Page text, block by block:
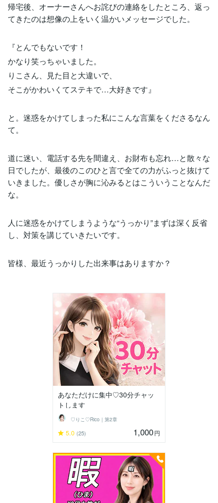
帰宅後、オーナーさんへお詫びの連絡をしたところ、返っ
てきたのは想像の上をいく温かいメッセージでした。
『とんでもないです！
かなり笑っちゃいました。
りこさん、見た目と大違いで、
そこがかわいくてステキで…大好きです』
と。迷惑をかけてしまった私にこんな言葉をくださるなん
て。
道に迷い、電話する先を間違え、お財布も忘れ…と散々な
日でしたが、最後のこのひと言で全ての力がふっと抜けて
いきました。優しさが胸に沁みるとはこういうことなんだ
な。
人に迷惑をかけてしまうような“うっかり”まずは深く反省
し、対策を講じていきたいです。
皆様、最近うっかりした出来事はありますか？
あなただけに集中♡30分チャッ
トします
♡りこ♡Rico｜第2章
5.0 (25) 1,000円